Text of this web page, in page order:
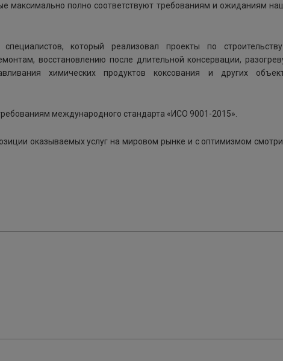
максимально полно соответствуют требованиям и ожиданиям
который реализовал проекты по
восстановлению после длительной консервации,
химических продуктов коксования и других
международного стандарта «ИСО 9001-2015».
оказываемых услуг на мировом рынке и с оптимизмом